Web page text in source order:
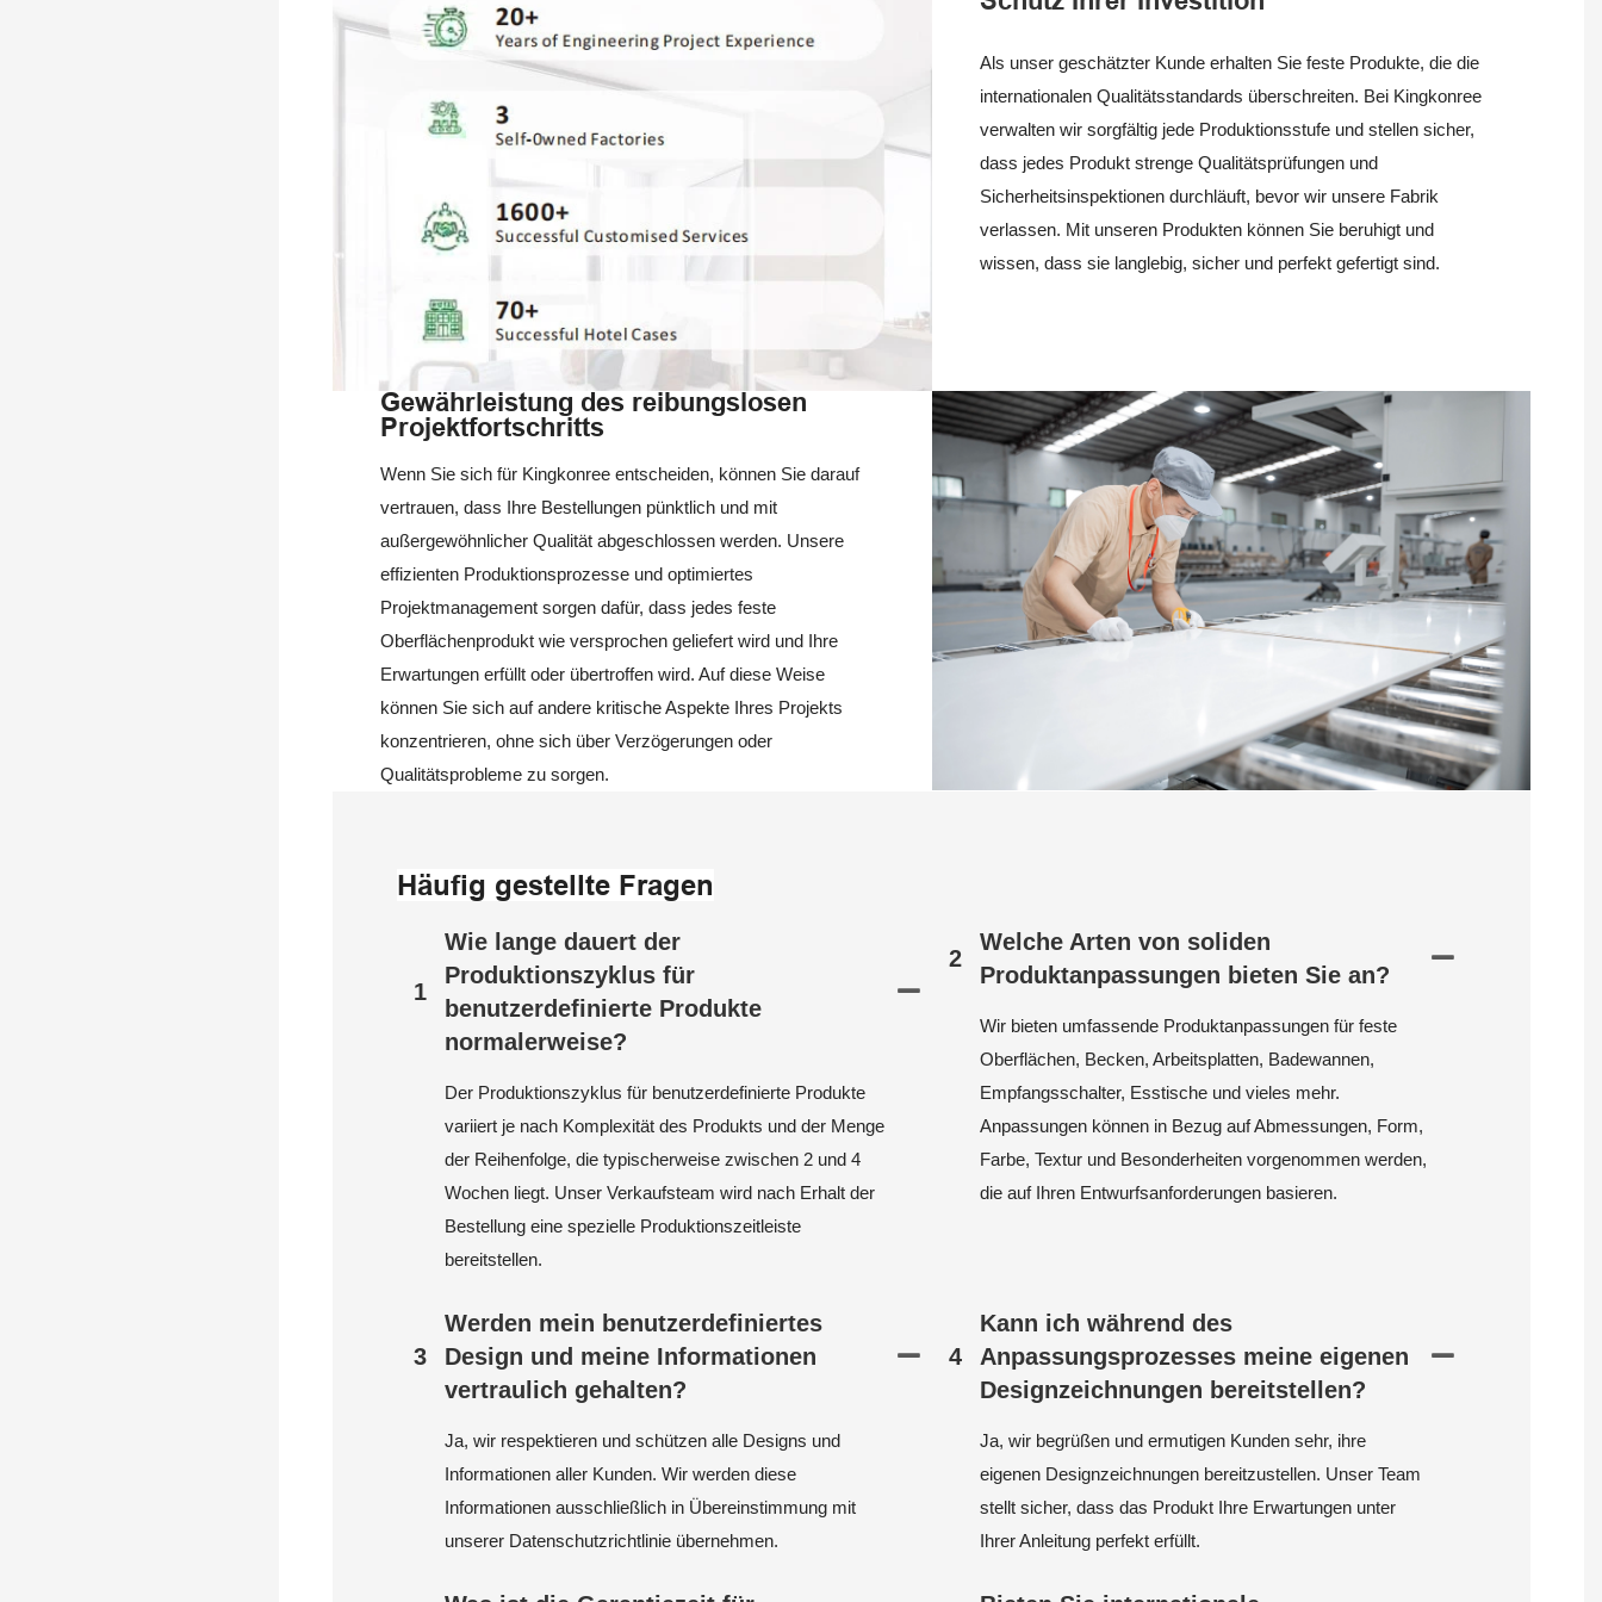
Als unser geschätzter Kunde erhalten Sie feste Produkte, die die
internationalen Qualitätsstandards überschreiten. Bei Kingkonree
verwalten wir sorgfältig jede Produktionsstufe und stellen sicher,
dass jedes Produkt strenge Qualitätsprüfungen und
Sicherheitsinspektionen durchläuft, bevor wir unsere Fabrik
verlassen. Mit unseren Produkten können Sie beruhigt und
wissen, dass sie langlebig, sicher und perfekt gefertigt sind.
Gewährleistung des reibungslosen
Projektfortschritts
Wenn Sie sich für Kingkonree entscheiden, können Sie darauf
vertrauen, dass Ihre Bestellungen pünktlich und mit
außergewöhnlicher Qualität abgeschlossen werden. Unsere
effizienten Produktionsprozesse und optimiertes
Projektmanagement sorgen dafür, dass jedes feste
Oberflächenprodukt wie versprochen geliefert wird und Ihre
Erwartungen erfüllt oder übertroffen wird. Auf diese Weise
können Sie sich auf andere kritische Aspekte Ihres Projekts
konzentrieren, ohne sich über Verzögerungen oder
Qualitätsprobleme zu sorgen.
Häufig gestellte Fragen
1
Wie lange dauert der
Produktionszyklus für
benutzerdefinierte Produkte
normalerweise?
Der Produktionszyklus für benutzerdefinierte Produkte
variiert je nach Komplexität des Produkts und der Menge
der Reihenfolge, die typischerweise zwischen 2 und 4
Wochen liegt. Unser Verkaufsteam wird nach Erhalt der
Bestellung eine spezielle Produktionszeitleiste
bereitstellen.
2
Welche Arten von soliden
Produktanpassungen bieten Sie an?
Wir bieten umfassende Produktanpassungen für feste
Oberflächen, Becken, Arbeitsplatten, Badewannen,
Empfangsschalter, Esstische und vieles mehr.
Anpassungen können in Bezug auf Abmessungen, Form,
Farbe, Textur und Besonderheiten vorgenommen werden,
die auf Ihren Entwurfsanforderungen basieren.
3
Werden mein benutzerdefiniertes
Design und meine Informationen
vertraulich gehalten?
Ja, wir respektieren und schützen alle Designs und
Informationen aller Kunden. Wir werden diese
Informationen ausschließlich in Übereinstimmung mit
unserer Datenschutzrichtlinie übernehmen.
4
Kann ich während des
Anpassungsprozesses meine eigenen
Designzeichnungen bereitstellen?
Ja, wir begrüßen und ermutigen Kunden sehr, ihre
eigenen Designzeichnungen bereitzustellen. Unser Team
stellt sicher, dass das Produkt Ihre Erwartungen unter
Ihrer Anleitung perfekt erfüllt.